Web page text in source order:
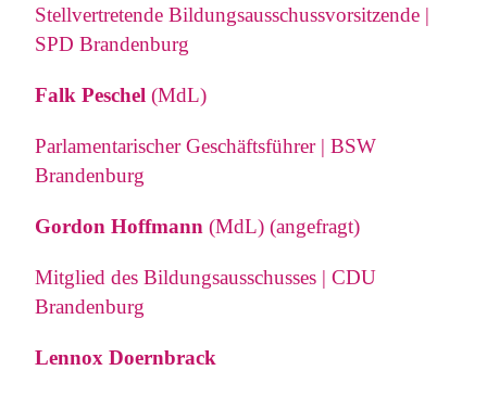
Stellvertretende Bildungsausschussvorsitzende |
SPD Brandenburg
Falk Peschel(MdL)
Parlamentarischer Geschäftsführer | BSW
Brandenburg
Gordon Hoffmann(MdL) (angefragt)
Mitglied des Bildungsausschusses | CDU
Brandenburg
Lennox Doernbrack